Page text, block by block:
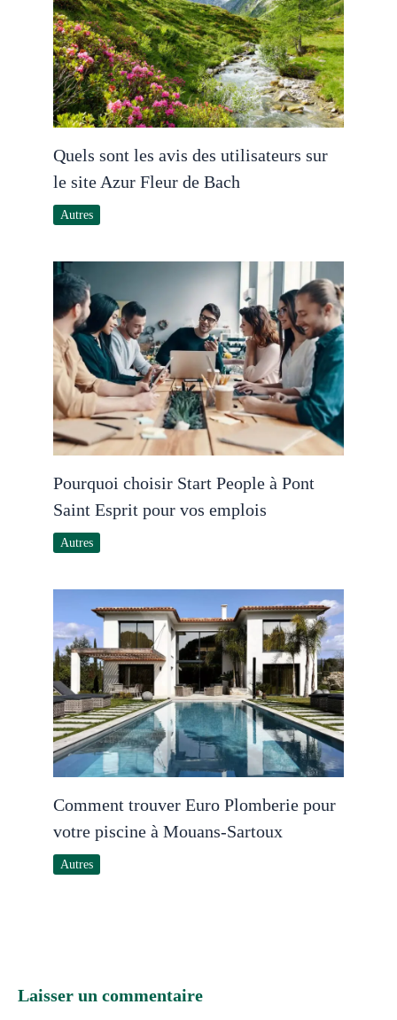
Quels sont les avis des utilisateurs sur
le site Azur Fleur de Bach
Autres
Pourquoi choisir Start People à Pont
Saint Esprit pour vos emplois
Autres
Comment trouver Euro Plomberie pour
votre piscine à Mouans-Sartoux
Autres
Laisser un commentaire